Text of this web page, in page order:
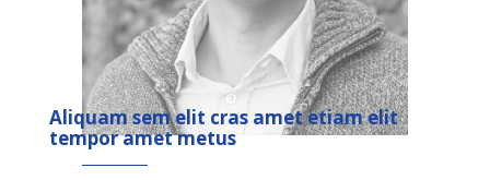
Aliquam sem elit cras amet etiam elit
tempor amet metus